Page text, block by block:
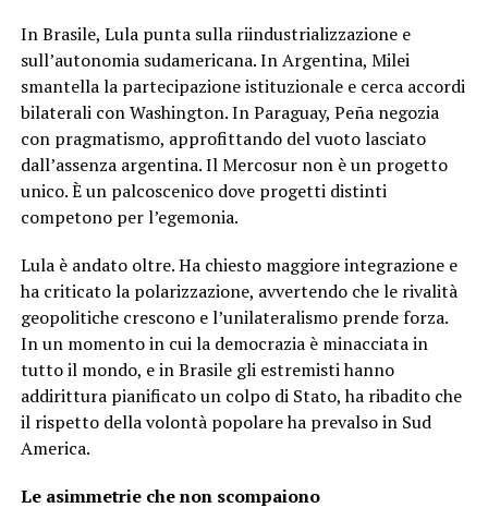
In Brasile, Lula punta sulla riindustrializzazione e
sull’autonomia sudamericana. In Argentina, Milei
smantella la partecipazione istituzionale e cerca accordi
bilaterali con Washington. In Paraguay, Peña negozia
con pragmatismo, approfittando del vuoto lasciato
dall’assenza argentina. Il Mercosur non è un progetto
unico. È un palcoscenico dove progetti distinti
competono per l’egemonia.
Lula è andato oltre. Ha chiesto maggiore integrazione e
ha criticato la polarizzazione, avvertendo che le rivalità
geopolitiche crescono e l’unilateralismo prende forza.
In un momento in cui la democrazia è minacciata in
tutto il mondo, e in Brasile gli estremisti hanno
addirittura pianificato un colpo di Stato, ha ribadito che
il rispetto della volontà popolare ha prevalso in Sud
America.
Le asimmetrie che non scompaiono